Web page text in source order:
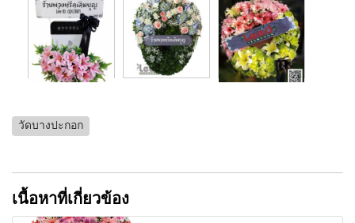
วัดบางปะกอก
เนื้อหาที่เกี่ยวข้อง